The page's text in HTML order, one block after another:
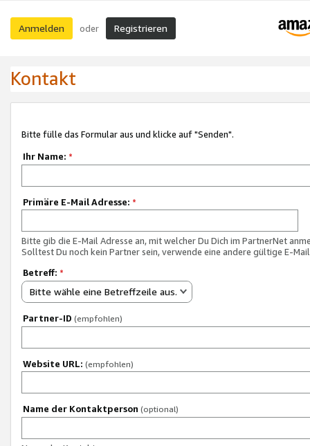
Anmelden oder Registrieren
Kontakt
Bitte fülle das Formular aus und klicke auf "Senden".
Ihr Name: *
Primäre E-Mail Adresse: *
Bitte gib die E-Mail Adresse an, mit welcher Du Dich im PartnerNet
Solltest Du noch kein Partner sein, verwende eine andere gültige E-
Betreff: *
Bitte wähle eine Betreffzeile aus.
Partner-ID (empfohlen)
Website URL: (empfohlen)
Name der Kontaktperson (optional)